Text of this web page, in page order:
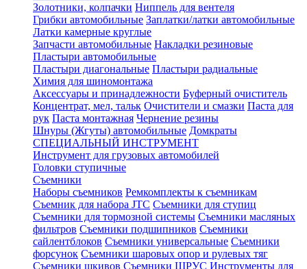
Золотники, колпачки Ниппель для вентеля
Грибки автомобильные Заплатки/латки автомобильные
Латки камерные круглые
Запчасти автомобильные Накладки резиновые
Пластыри автомобильные
Пластыри диагональные Пластыри радиальные
Химия для шиномонтажа
Аксессуары и принадлежности Буферный очиститель
Концентрат, мел, тальк Очистители и смазки Паста для
рук Паста монтажная Чернение резины
Шнуры (Жгуты) автомобильные Домкраты
СПЕЦИАЛЬНЫЙ ИНСТРУМЕНТ
Инструмент для грузовых автомобилей
Головки ступичные
Съемники
Наборы съемников Ремкомплекты к съемникам
Съемник для набора JTC Съемники для ступиц
Съемники для тормозной системы Съемники масляных
фильтров Съемники подшипников Съемники
сайлентблоков Съемники универсальные Съемники
форсунок Съемники шаровых опор и рулевых тяг
Съемники шкивов Съемники ШРУС Инструменты для